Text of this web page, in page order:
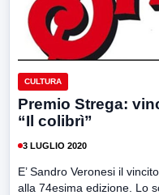
CULTURA
Premio Strega:
“Il colibrì”
3 LUGLIO 2020
E’ Sandro Veronesi il
alla 74esima edizione. Lo